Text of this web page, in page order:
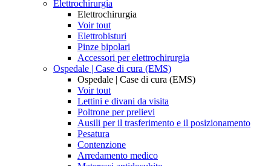
Elettrochirurgia
Elettrochirurgia
Voir tout
Elettrobisturi
Pinze bipolari
Accessori per elettrochirurgia
Ospedale | Case di cura (EMS)
Ospedale | Case di cura (EMS)
Voir tout
Lettini e divani da visita
Poltrone per prelievi
Ausili per il trasferimento e il posizionamento
Pesatura
Contenzione
Arredamento medico